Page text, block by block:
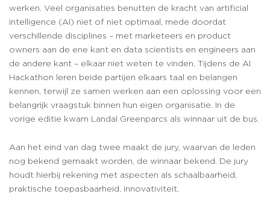
werken. Veel organisaties benutten de kracht van artificial
intelligence (AI) niet of niet optimaal, mede doordat
verschillende disciplines – met marketeers en product
owners aan de ene kant en data scientists en engineers aan
de andere kant – elkaar niet weten te vinden. Tijdens de AI
Hackathon leren beide partijen elkaars taal en belangen
kennen, terwijl ze samen werken aan een oplossing voor een
belangrijk vraagstuk binnen hun eigen organisatie. In de
vorige editie kwam Landal Greenparcs als winnaar uit de bus.
Aan het eind van dag twee maakt de jury, waarvan de leden
nog bekend gemaakt worden, de winnaar bekend. De jury
houdt hierbij rekening met aspecten als schaalbaarheid,
praktische toepasbaarheid, innovativiteit,